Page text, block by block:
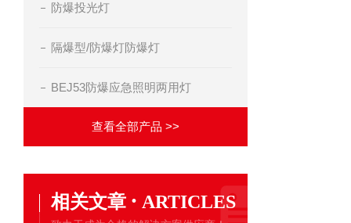
防爆投光灯
隔爆型/防爆灯防爆灯
BEJ53防爆应急照明两用灯
查看全部产品 >>
相关文章 · ARTICLES